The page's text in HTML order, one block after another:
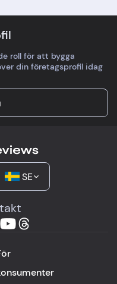
roll för att bygga
din företagsprofil idag
SE